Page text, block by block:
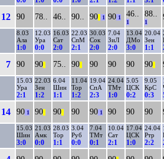
12 90 78.. 46.. 90.. 90 1 90 1 46..
1
88..
1
8.03
Ала
1:0
12.03
Ура
0:0
16.03
Сат
2:0
22.03
СпМ
2:1
30.03
Сок
2:0
7.04
ЗиЛ
2:0
13.04
ДМо
3:0
20.04
Зен
1:1
7 90 90 75.. 90 90 90 90 90
15.03
Ура
2:1
22.03
Зен
1:2
6.04
Шин
1:1
11.04
Тор
1:2
19.04
СпА
2:3
24.04
ТМт
1:0
5.05
ЦСК
0:2
9.05
КрС
0:3
14 90 1 90 90 90 90 1 90 90 90
15.03
Шин
3:0
21.03
Амк
0:0
28.03
Тор
1:1
3.04
Руб
0:0
7.04
ТМт
0:1
10.04
Сат
2:1
17.04
ЦСК
1:0
24.04
Ртр
2:2